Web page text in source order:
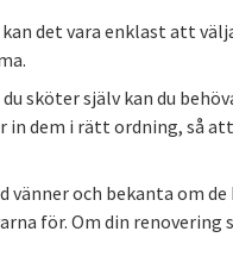
det vara enklast att
sköter själv kan du
dem i rätt ordning, så
vänner och bekanta om
för. Om din renovering